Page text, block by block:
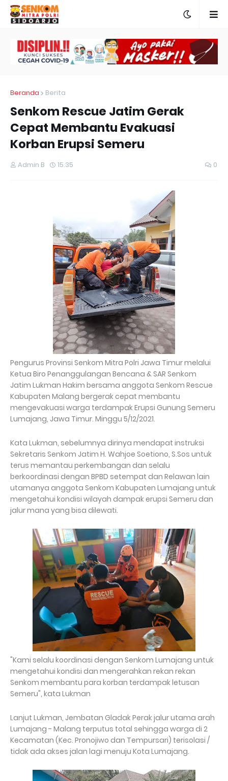
Beranda Berita
Senkom Rescue Jatim Gerak
Cepat Membantu Evakuasi
Korban Erupsi Semeru
Admin B 15.35 0
Pengurus Provinsi Senkom Mitra Polri Jawa Timur melalui
Ketua Biro Penanggulangan Bencana & SAR Senkom
Jatim Lukman Hakim bersama anggota Senkom Rescue
Kabupaten Malang bergerak cepat membantu
mengevakuasi warga terdampak Erupsi Gunung Semeru
Lumajang, Jawa Timur. Minggu 5/12/2021.
Kata Lukman, sebelumnya dirinya mendapat instruksi
Sekretaris Senkom Jatim H. Wahjoe Soetiono, S.Sos untuk
terus memantau perkembangan dan selalu
berkoordinasi dengan BPBD setempat dan Relawan lain
utamanya anggota Senkom Kabupaten Lumajang untuk
mengetahui kondisi wilayah dampak erupsi Semeru dan
jalur mana yang bisa dilewati.
"Kami selalu koordinasi dengan Senkom Lumajang untuk
mengetahui kondisi dan mengerahkan rekan rekan
Senkom membantu para korban terdampak letusan
Semeru", kata Lukman
Lanjut Lukman, Jembatan Gladak Perak jalur utama arah
Lumajang - Malang terputus total sehingga warga di 2
Kecamatan (Kec. Pronojiwo dan Tempursari) terisolasi /
tidak ada akses jalan lagi menuju Kota Lumajang.